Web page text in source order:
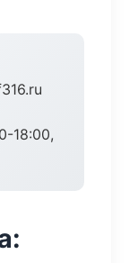
18:00,